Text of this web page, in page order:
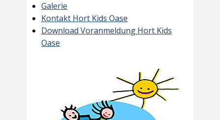
Galerie
Kontakt Hort Kids Oase
Download Voranmeldung Hort Kids
Oase